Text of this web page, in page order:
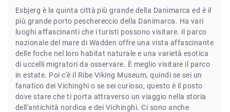
Esbjerg è la quinta città più grande della Danimarca ed è il
più grande porto peschereccio della Danimarca. Ha vari
luoghi affascinanti che i turisti possono visitare. Il parco
nazionale del mare di Wadden offre una vista affascinante
delle foche nel loro habitat naturale e una varietà esotica
di uccelli migratori da osservare. È meglio visitare il parco
in estate. Poi c'è il Ribe Viking Museum, quindi se sei un
fanatico dei Vichinghi o se sei curioso, questo è il posto
dove stare che ti porta attraverso un viaggio nella storia
dell'antichità nordica e dei Vichinghi. Ci sono anche